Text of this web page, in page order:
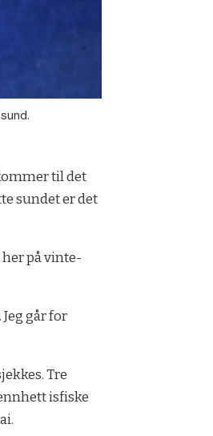
til det
sundet er det
her på vinte­
går for
Tre
isfiske